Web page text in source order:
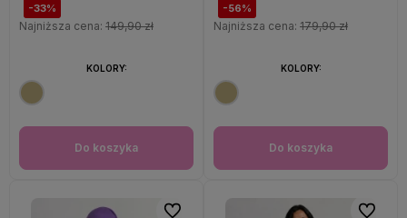
-33%
Najniższa cena: 149,90 zł
Do koszyka
KOLORY:
-56%
Najniższa cena: 179,90 zł
Do koszyka
KOLORY:
Do ulubionych Do